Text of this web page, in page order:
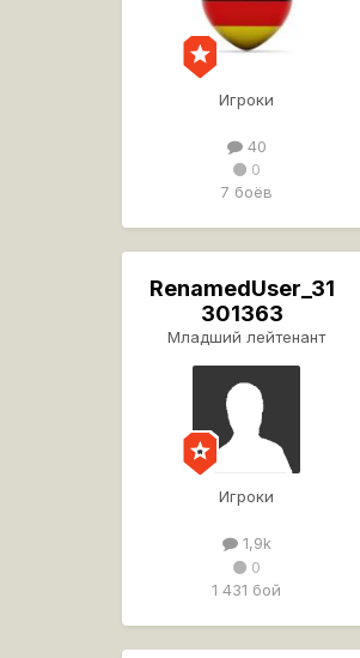
Игроки
40
0
7 боёв
RenamedUser_31
301363
Младший лейтенант
Игроки
1,9k
0
1 431 бой